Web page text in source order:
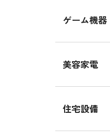
ゲーム機器
美容家電
住宅設備